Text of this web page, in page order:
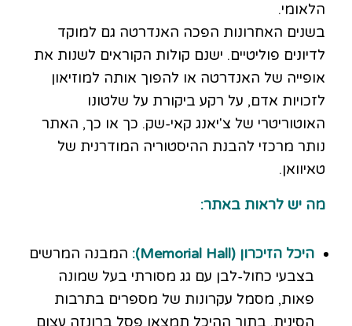
הלאומי.
בשנים האחרונות הפכה האנדרטה גם למוקד
לדיונים פוליטיים. ישנם קולות הקוראים לשנות את
אופייה של האנדרטה או להפוך אותה למוזיאון
לזכויות אדם, על רקע ביקורת על שלטונו
האוטוריטרי של צ'יאנג קאי-שק. כך או כך, האתר
נותר מרכזי להבנת ההיסטוריה המודרנית של
טאיוואן.
מה יש לראות באתר:
היכל הזיכרון (Memorial Hall):
המבנה המרשים
בצבעי כחול-לבן עם גג מסורתי בעל שמונה
פאות, מסמל עקרונות של מספרים בתרבות
הסינית. בתוך ההיכל תמצאו פסל ברונזה עצום